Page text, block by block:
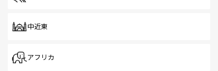
中近東
アフリカ